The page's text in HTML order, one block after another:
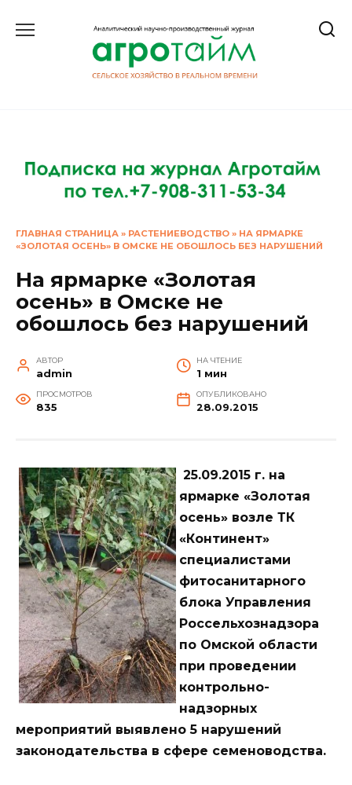
ГЛАВНАЯ СТРАНИЦА » РАСТЕНИЕВОДСТВО » НА ЯРМАРКЕ
«ЗОЛОТАЯ ОСЕНЬ» В ОМСКЕ НЕ ОБОШЛОСЬ БЕЗ НАРУШЕНИЙ
На ярмарке «Золотая
осень» в Омске не
обошлось без нарушений
АВТОР
admin
НА ЧТЕНИЕ
1 мин
ПРОСМОТРОВ
835
ОПУБЛИКОВАНО
28.09.2015
25.09.2015 г. на
ярмарке «Золотая
осень» возле ТК
«Континент»
специалистами
фитосанитарного
блока Управления
Россельхознадзора
по Омской области
при проведении
контрольно-
надзорных
мероприятий выявлено 5 нарушений
законодательства в сфере семеноводства.